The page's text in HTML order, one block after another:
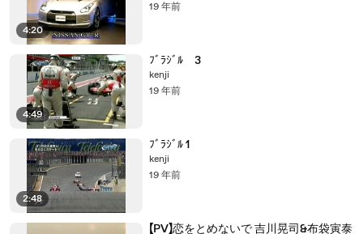
4:20
19 年前
4:49
ﾌﾞﾗｼﾞﾙ 3
kenji
19 年前
2:48
ﾌﾞﾗｼﾞﾙ 1
kenji
19 年前
【PV】恋をとめないで 吉川晃司&布袋寅泰